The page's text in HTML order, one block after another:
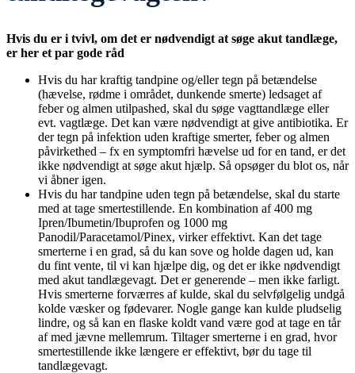
Hvis du er i tvivl, om det er nødvendigt at søge akut tandlæge,
er her et par gode råd
Hvis du har kraftig tandpine og/eller tegn på betændelse
(hævelse, rødme i området, dunkende smerte) ledsaget af
feber og almen utilpashed, skal du søge vagttandlæge eller
evt. vagtlæge. Det kan være nødvendigt at give antibiotika. Er
der tegn på infektion uden kraftige smerter, feber og almen
påvirkethed – fx en symptomfri hævelse ud for en tand, er det
ikke nødvendigt at søge akut hjælp. Så opsøger du blot os, når
vi åbner igen.
Hvis du har tandpine uden tegn på betændelse, skal du starte
med at tage smertestillende. En kombination af 400 mg
Ipren/Ibumetin/Ibuprofen og 1000 mg
Panodil/Paracetamol/Pinex, virker effektivt. Kan det tage
smerterne i en grad, så du kan sove og holde dagen ud, kan
du fint vente, til vi kan hjælpe dig, og det er ikke nødvendigt
med akut tandlægevagt. Det er generende – men ikke farligt.
Hvis smerterne forværres af kulde, skal du selvfølgelig undgå
kolde væsker og fødevarer. Nogle gange kan kulde pludselig
lindre, og så kan en flaske koldt vand være god at tage en tår
af med jævne mellemrum. Tiltager smerterne i en grad, hvor
smertestillende ikke længere er effektivt, bør du tage til
tandlægevagt.